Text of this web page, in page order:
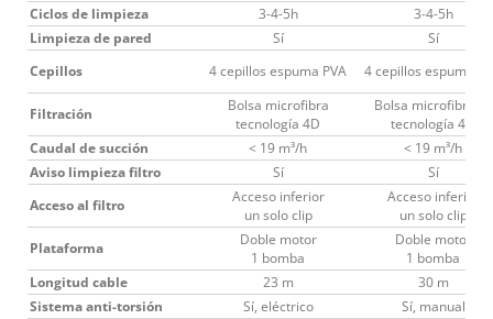
Ciclos de limpieza
3-4-5h
3-4-5h
Limpieza de pared
Sí
Sí
Cepillos
4 cepillos espuma PVA 4 cepillos espuma
Filtración
Bolsa microfibra
tecnología 4D
Bolsa microfibra XL
tecnología 4D
Caudal de succión
< 19 m³/h
< 19 m³/h
Aviso limpieza filtro
Sí
Sí
Acceso al filtro
Acceso inferior
un solo clip
Acceso inferior
un solo clip
Plataforma
Doble motor
1 bomba
Doble motor
1 bomba
Longitud cable
23 m
30 m
Sistema anti-torsión
Sí, eléctrico
Sí, manual